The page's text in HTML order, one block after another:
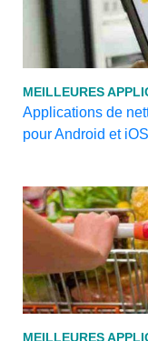
MEILLEURES
Applications de
pour Android et iOS
MEILLEURES